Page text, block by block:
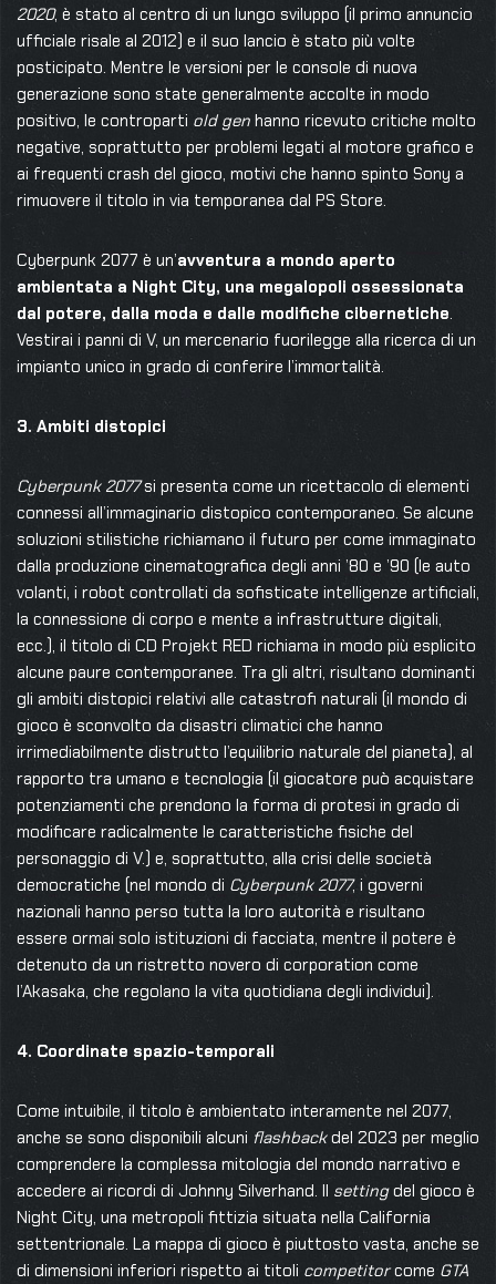
2020, è stato al centro di un lungo sviluppo (il primo annuncio
ufficiale risale al 2012) e il suo lancio è stato più volte
posticipato. Mentre le versioni per le console di nuova
generazione sono state generalmente accolte in modo
positivo, le controparti old gen hanno ricevuto critiche molto
negative, soprattutto per problemi legati al motore grafico e
ai frequenti crash del gioco, motivi che hanno spinto Sony a
rimuovere il titolo in via temporanea dal PS Store.
Cyberpunk 2077 è un’avventura a mondo aperto
ambientata a Night City, una megalopoli ossessionata
dal potere, dalla moda e dalle modifiche cibernetiche.
Vestirai i panni di V, un mercenario fuorilegge alla ricerca di un
impianto unico in grado di conferire l’immortalità.
3. Ambiti distopici
Cyberpunk 2077si presenta come un ricettacolo di elementi
connessi all’immaginario distopico contemporaneo. Se alcune
soluzioni stilistiche richiamano il futuro per come immaginato
dalla produzione cinematografica degli anni ’80 e ’90 (le auto
volanti, i robot controllati da sofisticate intelligenze artificiali,
la connessione di corpo e mente a infrastrutture digitali,
ecc.), il titolo di CD Projekt RED richiama in modo più esplicito
alcune paure contemporanee. Tra gli altri, risultano dominanti
gli ambiti distopici relativi alle catastrofi naturali (il mondo di
gioco è sconvolto da disastri climatici che hanno
irrimediabilmente distrutto l’equilibrio naturale del pianeta), al
rapporto tra umano e tecnologia (il giocatore può acquistare
potenziamenti che prendono la forma di protesi in grado di
modificare radicalmente le caratteristiche fisiche del
personaggio di V.) e, soprattutto, alla crisi delle società
democratiche (nel mondo di Cyberpunk 2077, i governi
nazionali hanno perso tutta la loro autorità e risultano
essere ormai solo istituzioni di facciata, mentre il potere è
detenuto da un ristretto novero di corporation come
l’Akasaka, che regolano la vita quotidiana degli individui).
4. Coordinate spazio-temporali
Come intuibile, il titolo è ambientato interamente nel 2077,
anche se sono disponibili alcuni flashbackdel 2023 per meglio
comprendere la complessa mitologia del mondo narrativo e
accedere ai ricordi di Johnny Silverhand. Il settingdel gioco è
Night City, una metropoli fittizia situata nella California
settentrionale. La mappa di gioco è piuttosto vasta, anche se
di dimensioni inferiori rispetto ai titoli competitorcome GTA